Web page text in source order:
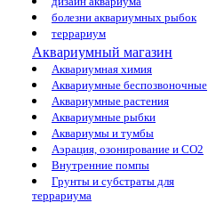
болезни аквариумных рыбок
террариум
Аквариумный магазин
Аквариумная химия
Аквариумные беспозвоночные
Аквариумные растения
Аквариумные рыбки
Аквариумы и тумбы
Аэрация, озонирование и CO2
Внутренние помпы
Грунты и субстраты для
террариума